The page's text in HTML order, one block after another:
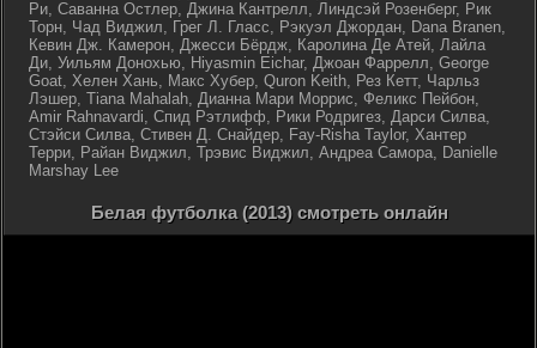
Ри, Саванна Остлер, Джина Кантрелл, Линдсэй Розенберг, Рик
Торн, Чад Виджил, Грег Л. Гласс, Рэкуэл Джордан, Dana Branen,
Кевин Дж. Камерон, Джесси Бёрдж, Каролина Де Атей, Лайла
Ди, Уильям Донохью, Hiyasmin Eichar, Джоан Фаррелл, George
Goat, Хелен Хань, Макс Хубер, Quron Keith, Рез Кетт, Чарльз
Лэшер, Tiana Mahalah, Дианна Мари Моррис, Феликс Пейбон,
Amir Rahnavardi, Спид Рэтлифф, Рики Родригез, Дарси Силва,
Стэйси Силва, Стивен Д. Снайдер, Fay-Risha Taylor, Хантер
Терри, Райан Виджил, Трэвис Виджил, Андреа Самора, Danielle
Marshay Lee
Белая футболка (2013) смотреть онлайн